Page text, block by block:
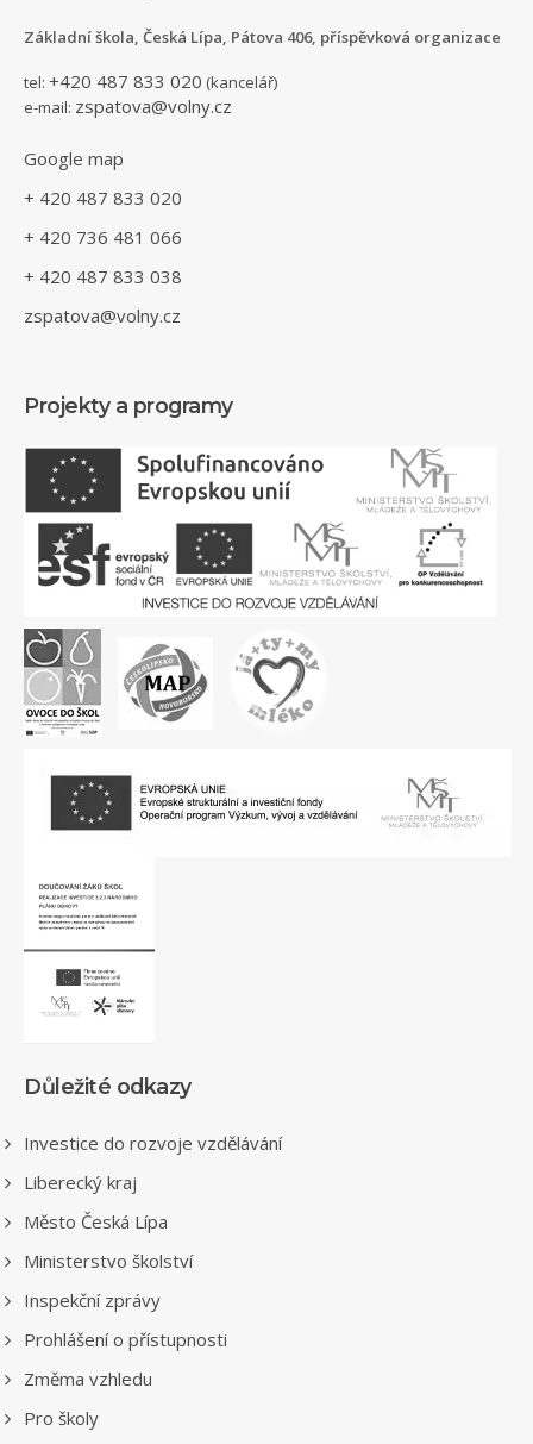
Základní škola, Česká Lípa, Pátova 406, příspěvková organizace
tel: +420 487 833 020 (kancelář)
e-mail: zspatova@volny.cz
Google map
+ 420 487 833 020
+ 420 736 481 066
+ 420 487 833 038
zspatova@volny.cz
Projekty a programy
Důležité odkazy
Investice do rozvoje vzdělávání
Liberecký kraj
Město Česká Lípa
Ministerstvo školství
Inspekční zprávy
Prohlášení o přístupnosti
Změma vzhledu
Pro školy